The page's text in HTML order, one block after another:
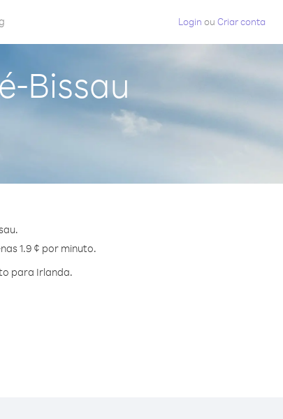
Login ou Criar conta
Bissau
1.9 ¢ por minuto.
para Irlanda.